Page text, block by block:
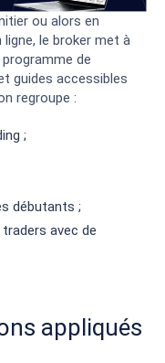
ou alors en
le broker met à
programme de
guides accessibles
regroupe :
;
débutants ;
avec de
appliqués